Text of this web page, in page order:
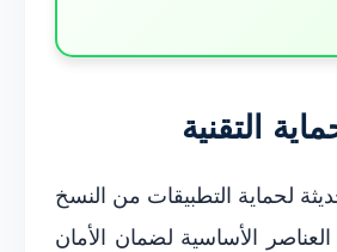
التقنية
لحماية التطبيقات من النسخ
الأساسية لضمان الأمان